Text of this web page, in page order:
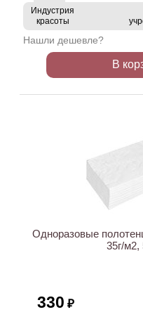
Индустрия
красоты
Нашли дешевле?
В
Одноразовые
35г/
330 ₽